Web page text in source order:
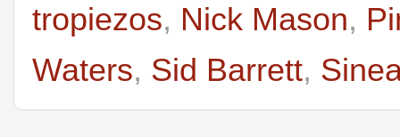
tropiezos, Nick Mason,
Waters, Sid Barrett,